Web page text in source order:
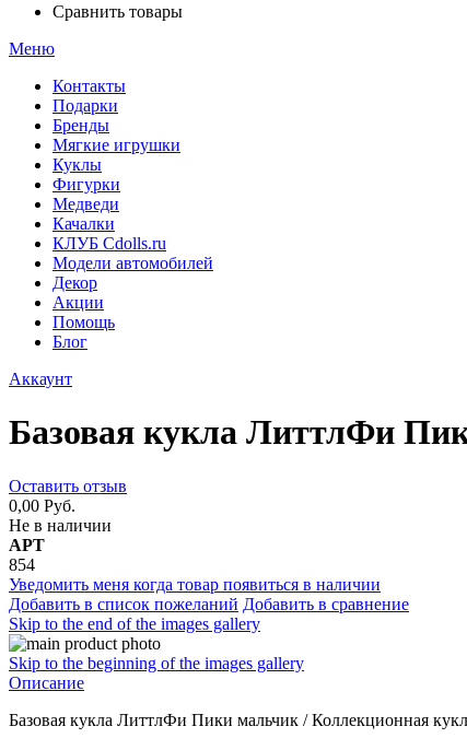
Сравнить товары
Меню
Контакты
Подарки
Бренды
Мягкие игрушки
Куклы
Фигурки
Медведи
Качалки
КЛУБ Cdolls.ru
Модели автомобилей
Декор
Акции
Помощь
Блог
Аккаунт
Базовая кукла ЛиттлФи
Оставить отзыв
0,00 Руб.
Не в наличии
АРТ
854
Уведомить меня когда товар появиться в наличии
Добавить в список пожеланий Добавить в сравнение
Skip to the end of the images gallery
Skip to the beginning of the images gallery
Описание
Базовая кукла ЛиттлФи Пики мальчик / Коллекционная